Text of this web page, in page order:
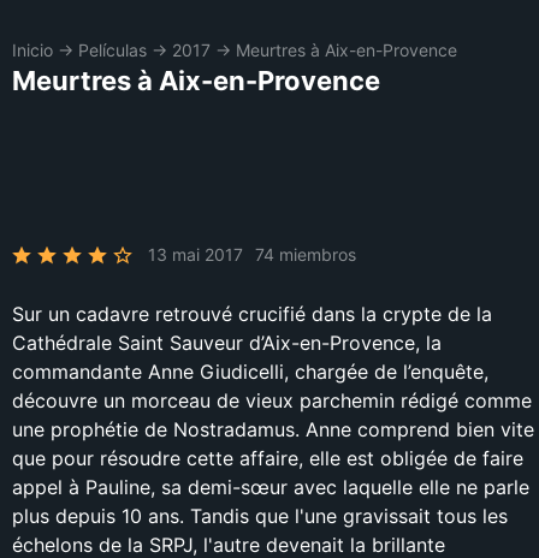
Inicio → Películas → 2017 → Meurtres à Aix-en-Provence
Meurtres à Aix-en-Provence
13 mai 2017 74 miembros
Sur un cadavre retrouvé crucifié dans la crypte de la
Cathédrale Saint Sauveur d’Aix-en-Provence, la
commandante Anne Giudicelli, chargée de l’enquête,
découvre un morceau de vieux parchemin rédigé comme
une prophétie de Nostradamus. Anne comprend bien vite
que pour résoudre cette affaire, elle est obligée de faire
appel à Pauline, sa demi-sœur avec laquelle elle ne parle
plus depuis 10 ans. Tandis que l'une gravissait tous les
échelons de la SRPJ, l'autre devenait la brillante